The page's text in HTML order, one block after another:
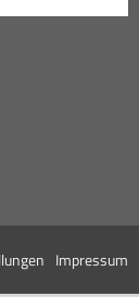
Impressum